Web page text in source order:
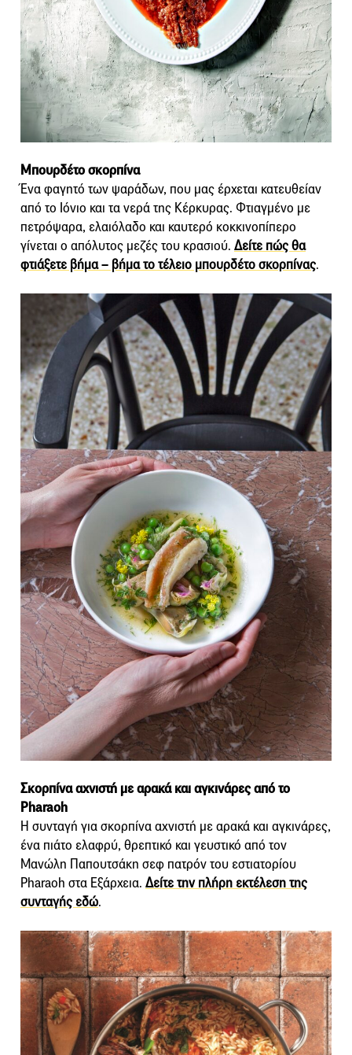
Μπουρδέτο σκορπίνα
Ένα φαγητό των ψαράδων, που μας έρχεται κατευθείαν
από το Ιόνιο και τα νερά της Κέρκυρας. Φτιαγμένο με
πετρόψαρα, ελαιόλαδο και καυτερό κοκκινοπίπερο
γίνεται ο απόλυτος μεζές του κρασιού. Δείτε πώς θα
φτιάξετε βήμα – βήμα το τέλειο μπουρδέτο σκορπίνας.
Σκορπίνα αχνιστή με αρακά και αγκινάρες από το
Pharaoh
Η συνταγή για σκορπίνα αχνιστή με αρακά και αγκινάρες,
ένα πιάτο ελαφρύ, θρεπτικό και γευστικό από τον
Μανώλη Παπουτσάκη σεφ πατρόν του εστιατορίου
Pharaoh στα Εξάρχεια. Δείτε την πλήρη εκτέλεση της
συνταγής εδώ.